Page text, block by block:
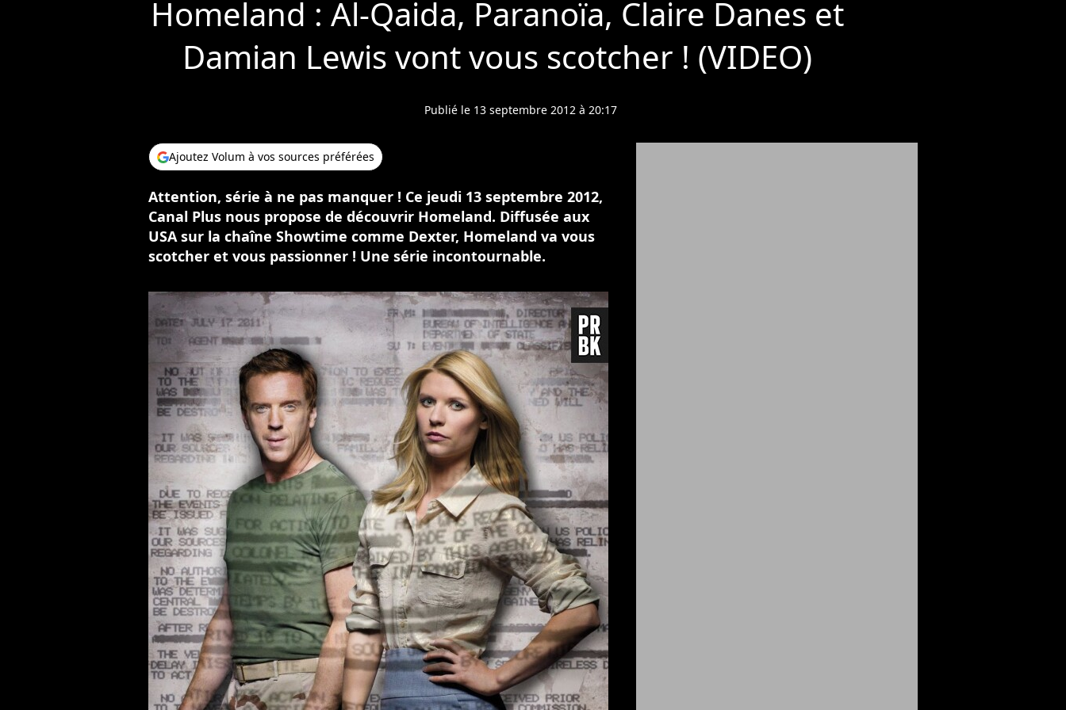
Homeland : Al-Qaida, Paranoïa, Claire Danes et
Damian Lewis vont vous scotcher ! (VIDEO)
Publié le 13 septembre 2012 à 20:17
Ajoutez Volum à vos sources préférées
Attention, série à ne pas manquer ! Ce jeudi 13 septembre 2012,
Canal Plus nous propose de découvrir Homeland. Diffusée aux
USA sur la chaîne Showtime comme Dexter, Homeland va vous
scotcher et vous passionner ! Une série incontournable.